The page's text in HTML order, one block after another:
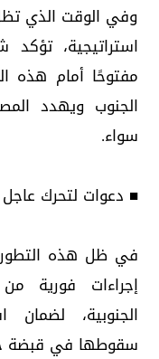
وفي الوقت الذي
استراتيجية،
مفتوحًا أمام هذه
الجنوب ويهدد
سواء.
■ دعوات لتحرك عاجل
في ظل هذه
إجراءات فورية
الجنوبية،
سقوطها في قبضة